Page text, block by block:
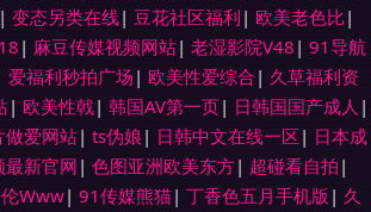
| 变态另类在线| 豆花社区福利 | 欧美老色比 |
| 麻豆传媒视频网站| 老湿影院V48 | 91导航
爱福利秒拍广场 | 欧美性爱综合 | 久草福利资
| 欧美性戟| 韩国AV第一页| 日韩国国产成人 |
做爱网站| ts伪娘 | 日韩中文在线一区 | 日本成
最新官网 | 色图亚洲欧美东方| 超碰看自拍 |
Www| 91传媒熊猫| 丁香色五月手机版 | 久